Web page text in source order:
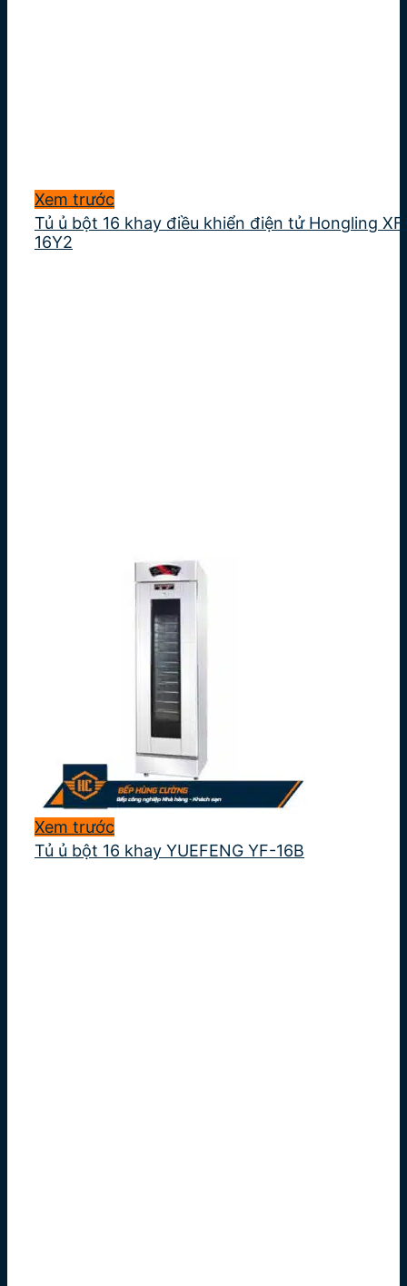
Xem trước
Tủ ủ bột 16 khay điều khiển điện tử Hongling
16Y2
Xem trước
Tủ ủ bột 16 khay YUEFENG YF-16B